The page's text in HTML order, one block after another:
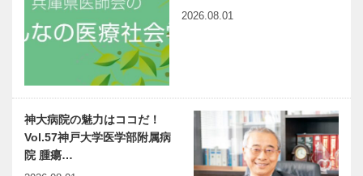
2026.08.01
神大病院の魅力はココだ！
Vol.57神戸大学医学部附属病
院 腫瘍…